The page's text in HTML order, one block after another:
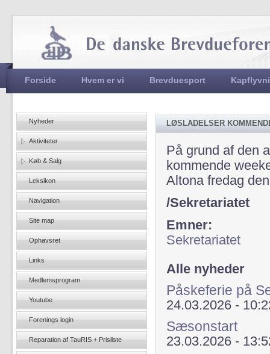
Hovedmenu
Forside Hvem er vi Brevduesport
LØSLADELSER
På grund af den
kommende
Altona fredag
/Sekretariatet
Emner:
Sekretariatet
Alle nyheder
Påskeferie på
24.03.2026 -
Sæsonstart
23.03.2026 -
Nyheder
Aktiviteter
Køb & Salg
Leksikon
Navigation
Site map
Ophavsret
Links
Medlemsprogram
Youtube
Forenings login
Reparation af TauRIS + Prisliste